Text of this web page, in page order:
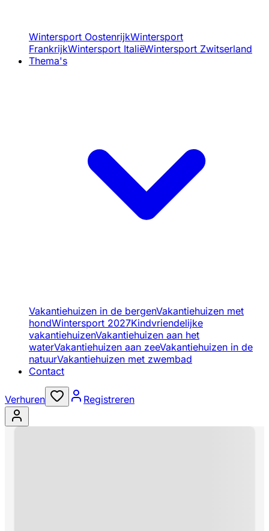
Wintersport OostenrijkWintersport
FrankrijkWintersport ItaliëWintersport Zwitserland
Thema's
Vakantiehuizen in de bergenVakantiehuizen met
hondWintersport 2027Kindvriendelijke
vakantiehuizenVakantiehuizen aan het
waterVakantiehuizen aan zeeVakantiehuizen in de
natuurVakantiehuizen met zwembad
Contact
Verhuren Registreren